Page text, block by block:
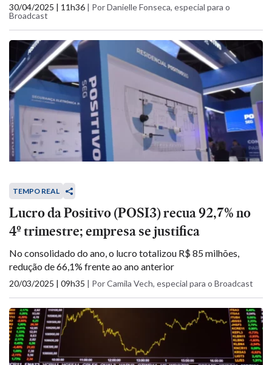
30/04/2025 | 11h36 | Por Danielle Fonseca, especial para o
Broadcast
TEMPO REAL
Lucro da Positivo (POSI3) recua 92,7% no
4º trimestre; empresa se justifica
No consolidado do ano, o lucro totalizou R$ 85 milhões,
redução de 66,1% frente ao ano anterior
20/03/2025 | 09h35 | Por Camila Vech, especial para o Broadcast